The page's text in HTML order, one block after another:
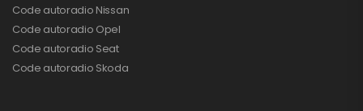
Code autoradio Nissan
Code autoradio Opel
Code autoradio Seat
Code autoradio Skoda